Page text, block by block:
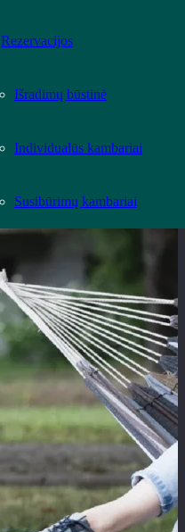
Rezervacijos
Išradimų būstinė
Individualūs kambariai
Susibūrimų kambariai